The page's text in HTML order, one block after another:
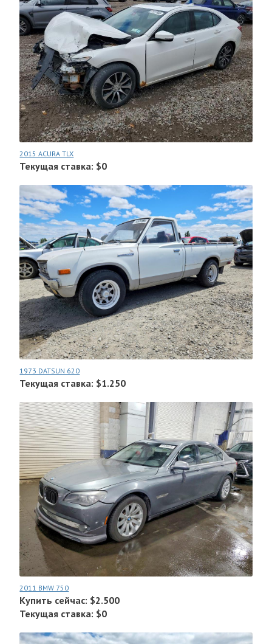
2015 ACURA TLX
Текущая ставка: $0
1973 DATSUN 620
Текущая ставка: $1.250
2011 BMW 750
Купить сейчас: $2.500
Текущая ставка: $0